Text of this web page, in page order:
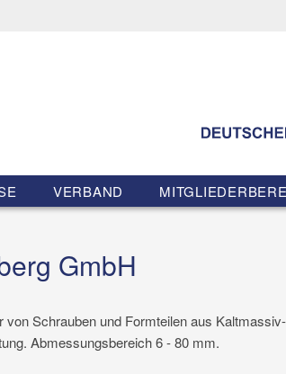
VERBAND
GmbH
von Schrauben und Formteilen aus
Abmessungsbereich 6 - 80 mm.